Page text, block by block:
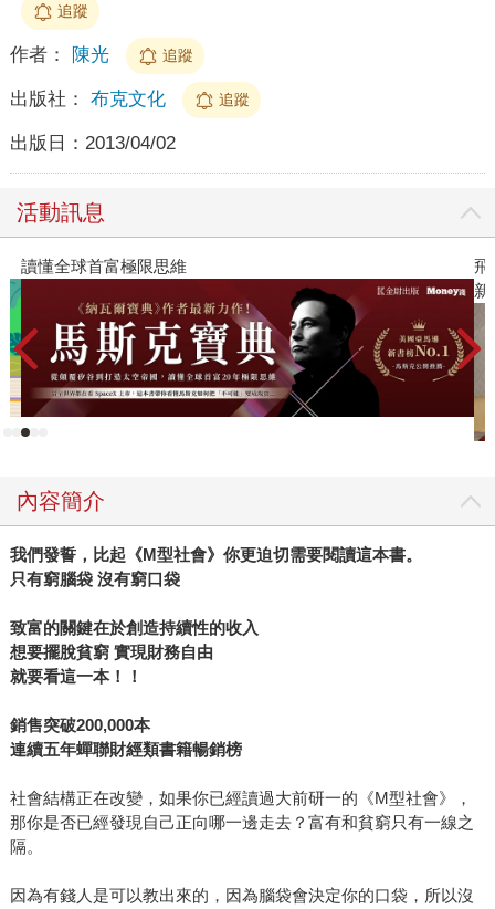
追蹤
作者： 陳光 追蹤
出版社： 布克文化 追蹤
出版日： 2013/04/02
活動訊息
讀懂全球首富極限思維
飛
新
內容簡介
我們發誓，比起《M型社會》你更迫切需要閱讀這本書。
只有窮腦袋 沒有窮口袋
致富的關鍵在於創造持續性的收入
想要擺脫貧窮 實現財務自由
就要看這一本！！
銷售突破200,000本
連續五年蟬聯財經類書籍暢銷榜
社會結構正在改變，如果你已經讀過大前研一的《M型社會》，
那你是否已經發現自己正向哪一邊走去？富有和貧窮只有一線之
隔。
因為有錢人是可以教出來的，因為腦袋會決定你的口袋，所以沒